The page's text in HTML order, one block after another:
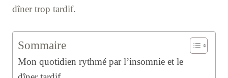
dîner trop tardif.
Sommaire
Mon quotidien rythmé par l’insomnie et le